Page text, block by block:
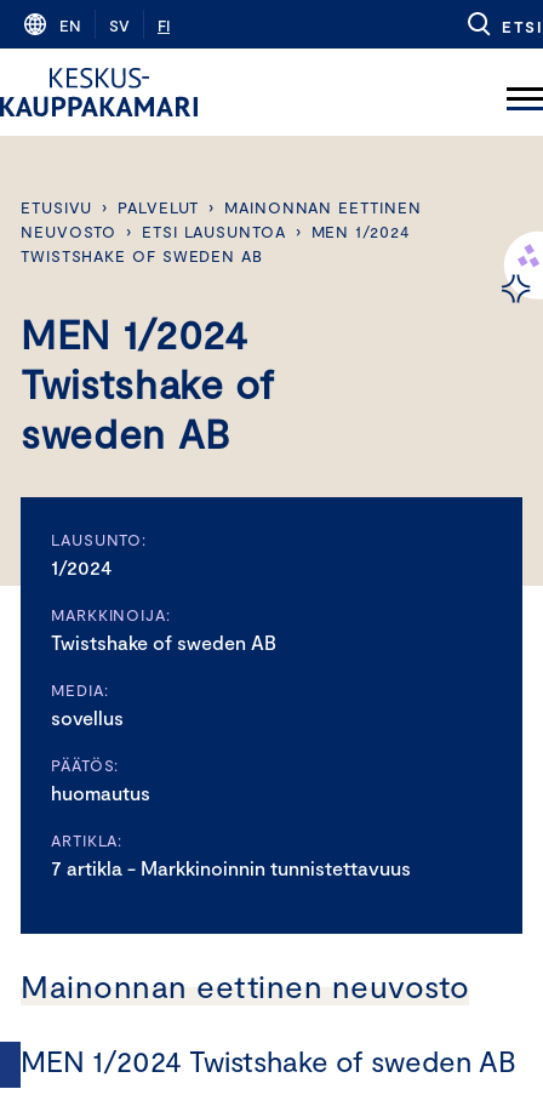
Skip
content
EN SV FI ETSI
ETUSIVU › PALVELUT ›
MAINONNAN EETTINEN
NEUVOSTO
› ETSI LAUSUNTOA ›
MEN 1/2024
TWISTSHAKE OF SWEDEN AB
MEN 1/2024
Twistshake of
sweden AB
LAUSUNTO:
1/2024
MARKKINOIJA:
Twistshake of sweden AB
MEDIA:
sovellus
PÄÄTÖS:
huomautus
ARTIKLA:
7 artikla - Markkinoinnin tunnistettavuus
Mainonnan eettinen neuvosto
MEN 1/2024 Twistshake of sweden AB